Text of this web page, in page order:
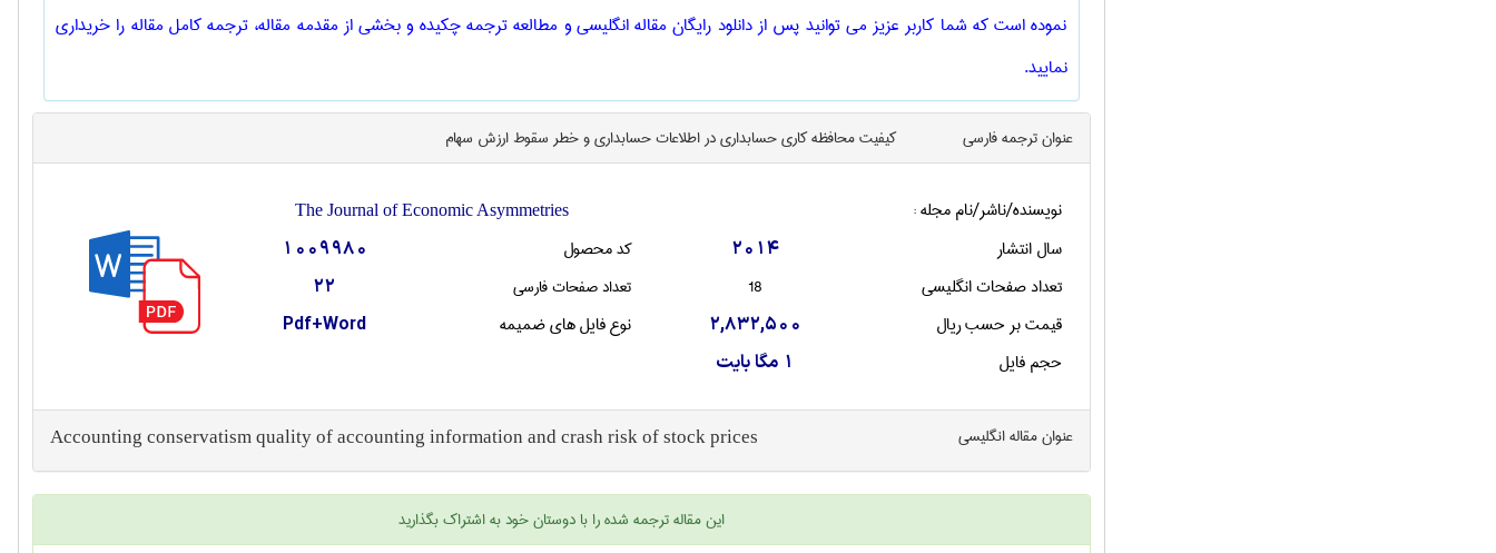
نموده است که شما کاربر عزیز می توانید پس از دانلود رایگان مقاله انگلیسی و مطالعه ترجمه چکیده و بخشی از مقدمه مقاله، ترجمه کامل مقاله را خریداری
نمایید.
عنوان ترجمه فارسی کیفیت محافظه کاری حسابداری در اطلاعات حسابداری و خطر سقوط ارزش سهام
نویسنده/ناشر/نام مجله : The Journal of Economic Asymmetries
سال انتشار 2014 کد محصول 1009980
تعداد صفحات انگليسی 18 تعداد صفحات فارسی 22
قیمت بر حسب ریال 2,832,500 نوع فایل های ضمیمه Pdf+Word
حجم فایل 1 مگا بایت
عنوان مقاله انگليسی Accounting conservatism quality of accounting information and crash risk of stock prices
اینمقاله ترجمه شدهرا با دوستان خود به اشتراک بگذارید